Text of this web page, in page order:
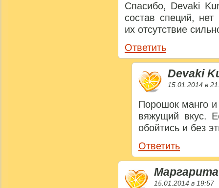
Спасибо, Devaki
состав специй,
их отсутствие
Ответить
Devaki
15.01.2014 в
Порошок манго
вяжущий вкус.
обойтись и без
Ответить
Маргарита
15.01.2014 в 19:57